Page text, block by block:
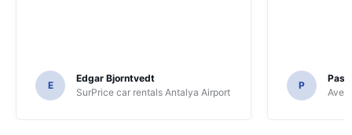
E
Edgar Bjorntvedt
SurPrice car rentals Antalya Airport
P
Avec